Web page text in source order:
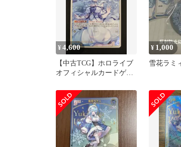
¥4,600
【中古TCG】ホロライブ
オフィシャルカードゲー
(hBP04-044)【イラスト違
い】【50-52】
¥ 1,000
雪花ラミ